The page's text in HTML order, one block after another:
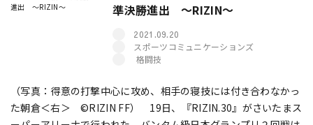
準決勝進出 ～RIZIN～
2021.09.20
スポーツコミュニケーションズ
格闘技
（写真：得意の打撃中心に攻め、相手の寝技には付き合わなかっ
た朝倉＜右＞ ©RIZIN FF） 19日、『RIZIN.30』がさいたまス